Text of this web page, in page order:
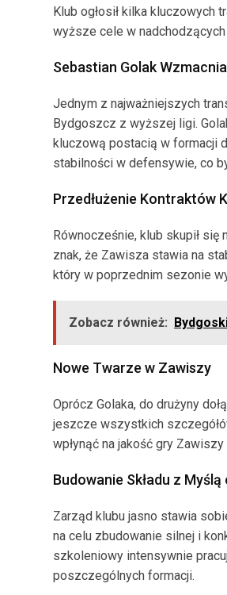
Klub ogłosił kilka kluczowych
wyższe cele w
Sebastian Golak
Jednym z najważniejszych
Bydgoszcz z wyższej ligi.
kluczową postacią w formacji
stabilności w defensywie, co
Przedłużenie Kontraktów
Równocześnie, klub skupił
znak, że Zawisza stawia na
który w poprzednim sezonie
Zobacz również:
Nowe Twarze w Zawiszy
Oprócz Golaka, do drużyny
jeszcze wszystkich
wpłynąć na jakość gry
Budowanie Składu z Myślą
Zarząd klubu jasno stawia
na celu zbudowanie silnej i
szkoleniowy intensywnie
poszczególnych formacji.